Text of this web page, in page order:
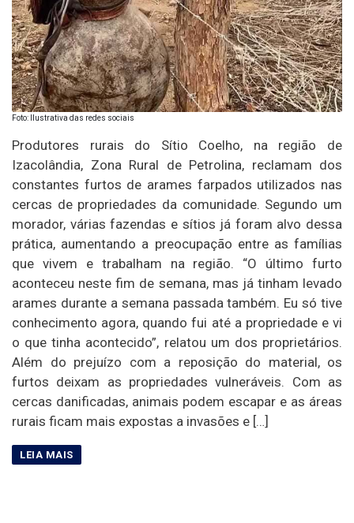
Foto: Ilustrativa das redes sociais
Produtores rurais do Sítio Coelho, na região de
Izacolândia, Zona Rural de Petrolina, reclamam dos
constantes furtos de arames farpados utilizados nas
cercas de propriedades da comunidade. Segundo um
morador, várias fazendas e sítios já foram alvo dessa
prática, aumentando a preocupação entre as famílias
que vivem e trabalham na região. “O último furto
aconteceu neste fim de semana, mas já tinham levado
arames durante a semana passada também. Eu só tive
conhecimento agora, quando fui até a propriedade e vi
o que tinha acontecido”, relatou um dos proprietários.
Além do prejuízo com a reposição do material, os
furtos deixam as propriedades vulneráveis. Com as
cercas danificadas, animais podem escapar e as áreas
rurais ficam mais expostas a invasões e […]